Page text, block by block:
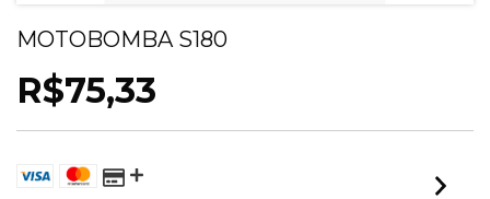
MOTOBOMBA S180
R$75,33